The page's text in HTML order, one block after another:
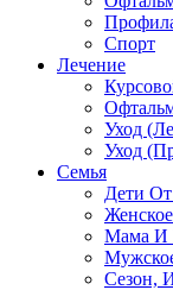
Спорт
Лечение
Уход
Уход
Семья
Дети
Мама
Сезон,